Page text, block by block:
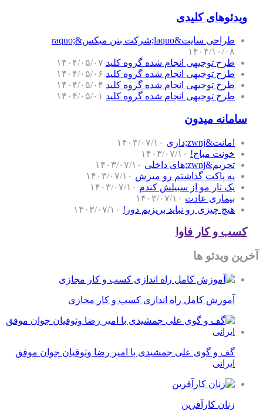
ویدئوهای کلیدی
طراحی سایت&laquo;شرکت بتن میکس&raquo;
۱۴۰۴/۱۰/۰۸
طرح توجیهی انجام شده گروه کلید ۱۴۰۴/۰۵/۰۷
طرح توجیهی انجام شده گروه کلید ۱۴۰۴/۰۵/۰۶
طرح توجیهی انجام شده گروه کلید ۱۴۰۴/۰۵/۰۴
طرح توجیهی انجام شده گروه کلید ۱۴۰۴/۰۵/۰۱
سامانه میدون
امانت&zwnj;داری
۱۴۰۳/۰۷/۱۰
خونت مباح! ۱۴۰۳/۰۷/۱۰
تحریم&zwnj;های داخلی
۱۴۰۳/۰۷/۱۰
یه پاکت گذاشتم رو میزش ۱۴۰۳/۰۷/۱۰
یک تار مو از سبیلش کندم ۱۴۰۳/۰۷/۱۰
بیماری عادت ۱۴۰۳/۰۷/۱۰
هیچ چیزی رو نباید بریزیم دور! ۱۴۰۳/۰۷/۱۰
کسب و کار فاوا
آخرین ویدئو ها
آموزش کامل راه اندازی کسب و کار مجازی
گف و گوی علی جمشیدی با امیر رضا وثوقیان جوان موفق
ایرانی
زنان کارآفرین